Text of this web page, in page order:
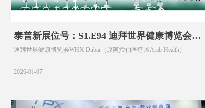
泰普新展位号：S1.E94 迪拜世界健康博览会
WHX Dubai
迪拜世界健康博览会WHX Dubai（原阿拉伯医疗展Arab Health）
泰普新TPX展位号：S1.E94
2026-01-07